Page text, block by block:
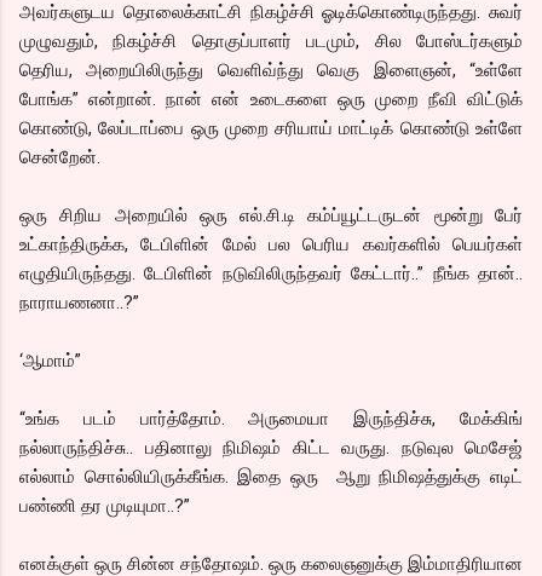
அவர்களுடய தொலைக்காட்சி நிகழ்ச்சி ஓடிக்கொண்டிருந்தது. சுவர்
முழுவதும், நிகழ்ச்சி தொகுப்பாளர் படமும், சில போஸ்டர்களும்
தெரிய, அறையிலிருந்து வெளிவ்ந்து வெகு இளைஞன், “உள்ளே
போங்க” என்றான். நான் என் உடைகளை ஒரு முறை நீவி விட்டுக்
கொண்டு, லேப்டாப்பை ஒரு முறை சரியாய் மாட்டிக் கொண்டு உள்ளே
சென்றேன்.
ஒரு சிறிய அறையில் ஒரு எல்.சி.டி கம்ப்யூட்டருடன் மூன்று பேர்
உட்காந்திருக்க, டேபிளின் மேல் பல பெரிய கவர்களில் பெயர்கள்
எழுதியிருந்தது. டேபிளின் நடுவிலிருந்தவர் கேட்டார்..” நீங்க தான்..
நாராயணனா..?”
‘ஆமாம்”
“உங்க படம் பார்த்தோம். அருமையா இருந்திச்சு, மேக்கிங்
நல்லாருந்திச்சு.. பதினாலு நிமிஷம் கிட்ட வருது. நடுவுல மெசேஜ்
எல்லாம் சொல்லியிருக்கீங்க. இதை ஒரு ஆறு நிமிஷத்துக்கு எடிட்
பண்ணி தர முடியுமா..?”
எனக்குள் ஒரு சின்ன சந்தோஷம். ஒரு கலைஞனுக்கு இம்மாதிரியான